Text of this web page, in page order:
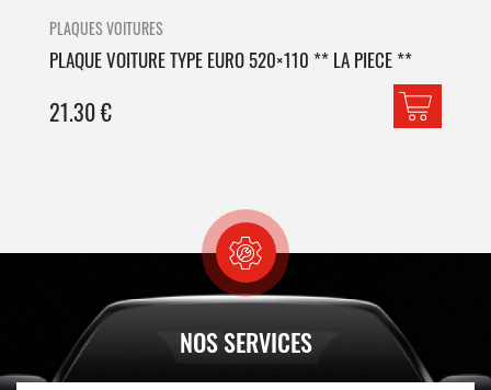
PLAQUES VOITURES
PLAQUE VOITURE TYPE EURO 520×110 ** LA PIECE **
21.30€
NOS SERVICES